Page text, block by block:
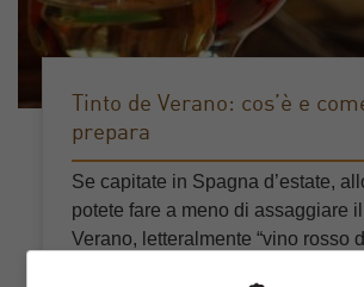
Tinto de Verano: cos’è e
prepara
Se capitate in Spagna d’estate,
potete fare a meno di assaggiare
Verano, letteralmente “vino rosso